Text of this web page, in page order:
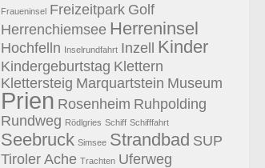
Fraueninsel Freizeitpark Golf
Herrenchiemsee Herreninsel
Hochfelln Inselrundfahrt Inzell Kinder
Kindergeburtstag Klettern
Klettersteig Marquartstein Museum
Prien Rosenheim Ruhpolding
Rundweg Rödlgries Schiff Schifffahrt
Seebruck Simsee Strandbad SUP
Tiroler Ache Trachten Uferweg